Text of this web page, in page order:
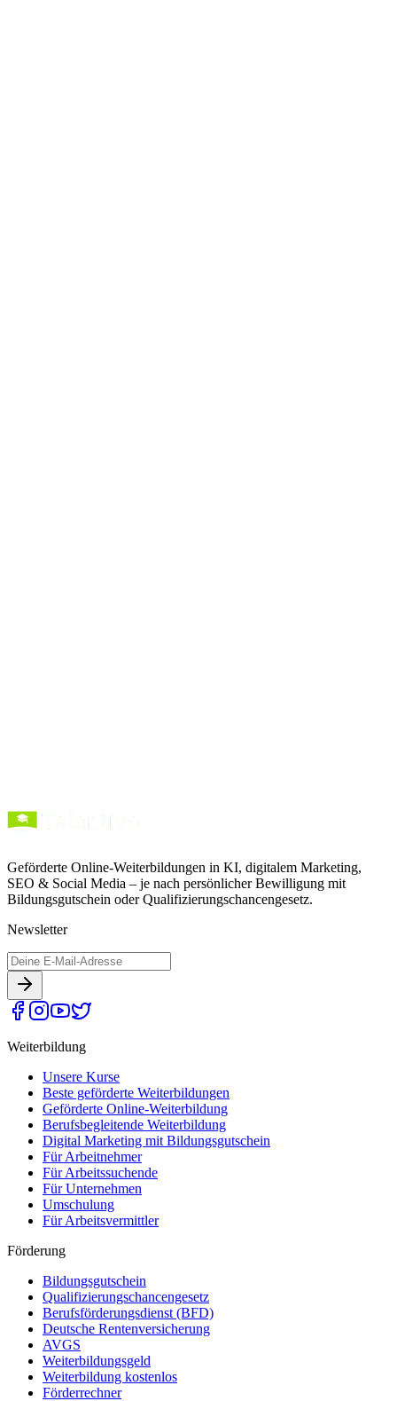
Geförderte Online-Weiterbildungen in KI, digitalem Marketing,
SEO & Social Media – je nach persönlicher Bewilligung mit
Bildungsgutschein oder Qualifizierungschancengesetz.
Newsletter
Weiterbildung
Unsere Kurse
Beste geförderte Weiterbildungen
Geförderte Online-Weiterbildung
Berufsbegleitende Weiterbildung
Digital Marketing mit Bildungsgutschein
Für Arbeitnehmer
Für Arbeitssuchende
Für Unternehmen
Umschulung
Für Arbeitsvermittler
Förderung
Bildungsgutschein
Qualifizierungschancengesetz
Berufsförderungsdienst (BFD)
Deutsche Rentenversicherung
AVGS
Weiterbildungsgeld
Weiterbildung kostenlos
Förderrechner